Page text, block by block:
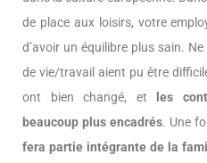
de place aux loisirs, votre
d’avoir un équilibre plus sain.
de vie/travail aient pu être
ont bien changé, et
les
beaucoup plus encadrés. Une
fera partie intégrante de la